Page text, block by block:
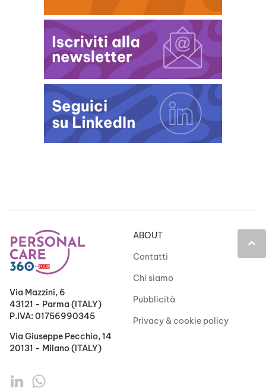
keyboard_arrow_up
Via Mazzini, 6
43121 - Parma (ITALY)
P.IVA: 01756990345
Via Giuseppe Pecchio, 14
20131 - Milano (ITALY)
ABOUT
Contatti
Chi siamo
Pubblicità
Privacy & cookie policy